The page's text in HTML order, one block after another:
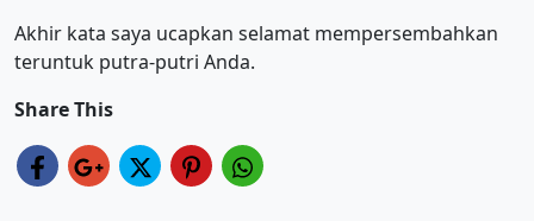
Akhir kata saya ucapkan selamat mempersembahkan
teruntuk putra-putri Anda.
Share This